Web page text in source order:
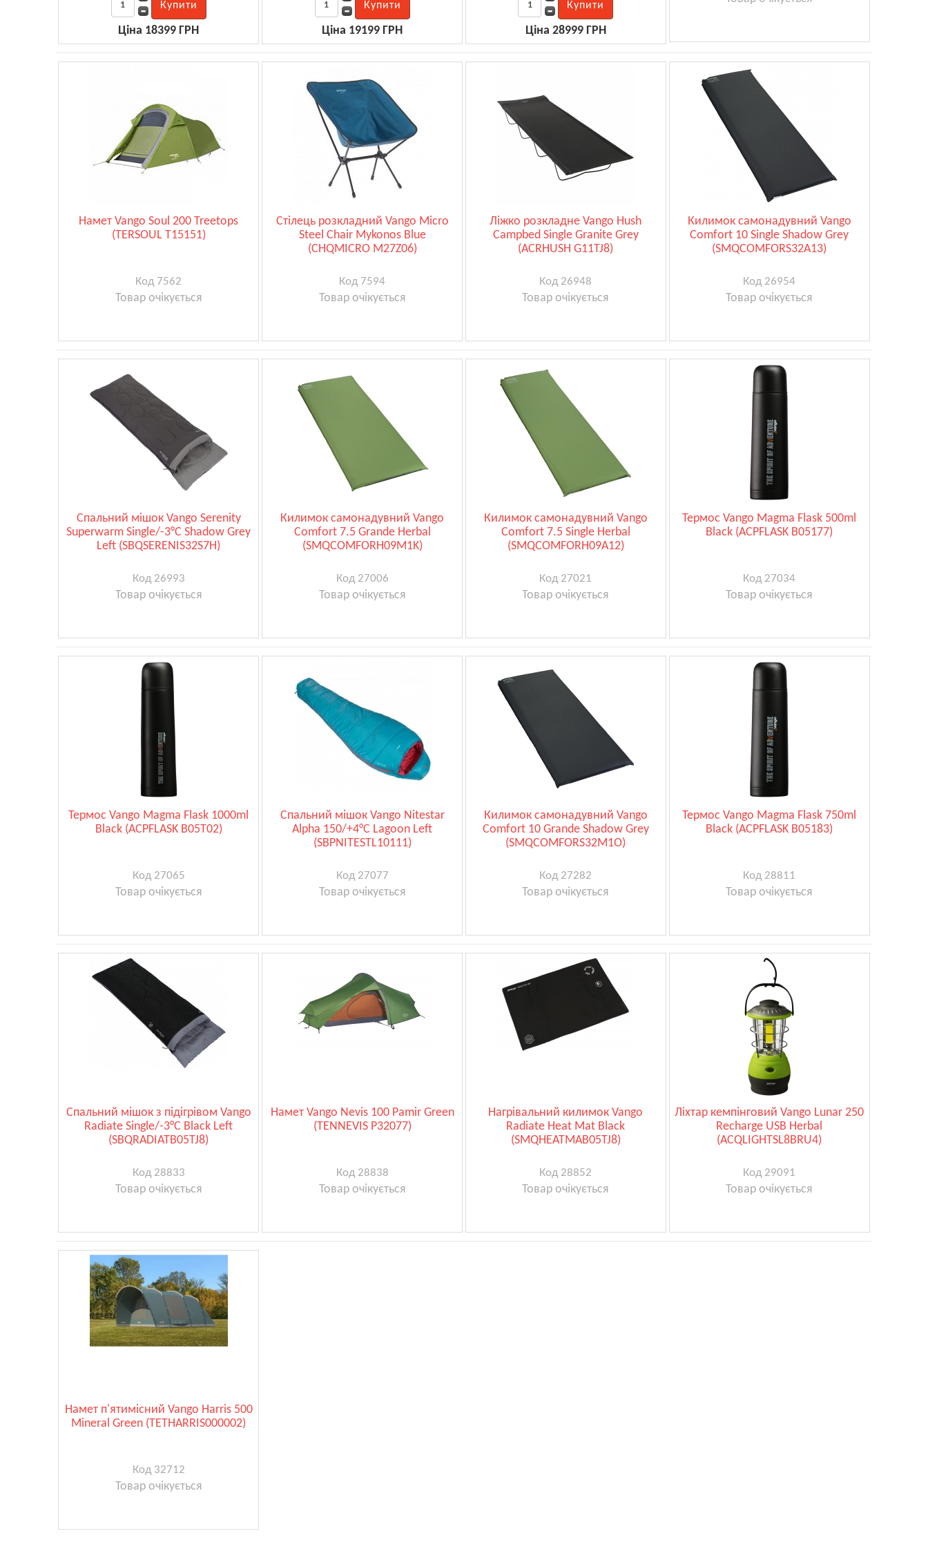
Ціна 18399 ГРН Ціна 19199 ГРН Ціна 28999 ГРН
Намет Vango Soul 200 Treetops
(TERSOUL T15151)
Код 7562
Товар очікується
Стілець розкладний Vango Micro
Steel Chair Mykonos Blue
(CHQMICRO M27Z06)
Код 7594
Товар очікується
Ліжко розкладне Vango Hush
Campbed Single Granite Grey
(ACRHUSH G11TJ8)
Код 26948
Товар очікується
Килимок самонадувний Vango
Comfort 10 Single Shadow Grey
(SMQCOMFORS32A13)
Код 26954
Товар очікується
Спальний мішок Vango Serenity
Superwarm Single/-3°C Shadow Grey
Left (SBQSERENIS32S7H)
Код 26993
Товар очікується
Килимок самонадувний Vango
Comfort 7.5 Grande Herbal
(SMQCOMFORH09M1K)
Код 27006
Товар очікується
Килимок самонадувний Vango
Comfort 7.5 Single Herbal
(SMQCOMFORH09A12)
Код 27021
Товар очікується
Термос Vango Magma Flask 500ml
Black (ACPFLASK B05177)
Код 27034
Товар очікується
Термос Vango Magma Flask 1000ml
Black (ACPFLASK B05T02)
Код 27065
Товар очікується
Спальний мішок Vango Nitestar
Alpha 150/+4°C Lagoon Left
(SBPNITESTL10111)
Код 27077
Товар очікується
Килимок самонадувний Vango
Comfort 10 Grande Shadow Grey
(SMQCOMFORS32M1O)
Код 27282
Товар очікується
Термос Vango Magma Flask 750ml
Black (ACPFLASK B05183)
Код 28811
Товар очікується
Спальний мішок з підігрівом Vango
Radiate Single/-3°C Black Left
(SBQRADIATB05TJ8)
Код 28833
Товар очікується
Намет Vango Nevis 100 Pamir Green
(TENNEVIS P32077)
Код 28838
Товар очікується
Нагрівальний килимок Vango
Radiate Heat Mat Black
(SMQHEATMAB05TJ8)
Код 28852
Товар очікується
Ліхтар кемпінговий Vango Lunar 250
Recharge USB Herbal
(ACQLIGHTSL8BRU4)
Код 29091
Товар очікується
Намет п'ятимісний Vango Harris 500
Mineral Green (TETHARRIS000002)
Код 32712
Товар очікується